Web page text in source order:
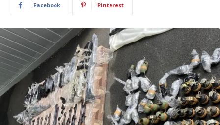
Facebook Pinterest